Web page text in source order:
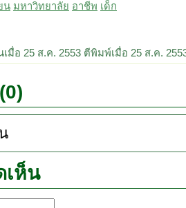
น มหาวิทยาลัย อาชีพ เด็ก
เมื่อ 25 ส.ค. 2553 ตีพิมพ์เมื่อ 25 ส.ค.
เห็น